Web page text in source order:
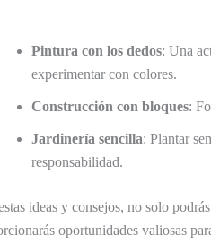
Pintura con los dedos: Una
experimentar con colores.
Construcción con bloques:
Jardinería sencilla: Plantar
responsabilidad.
ideas y consejos, no solo
oportunidades valiosas